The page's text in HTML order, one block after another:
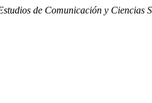
de Comunicación y Ciencias